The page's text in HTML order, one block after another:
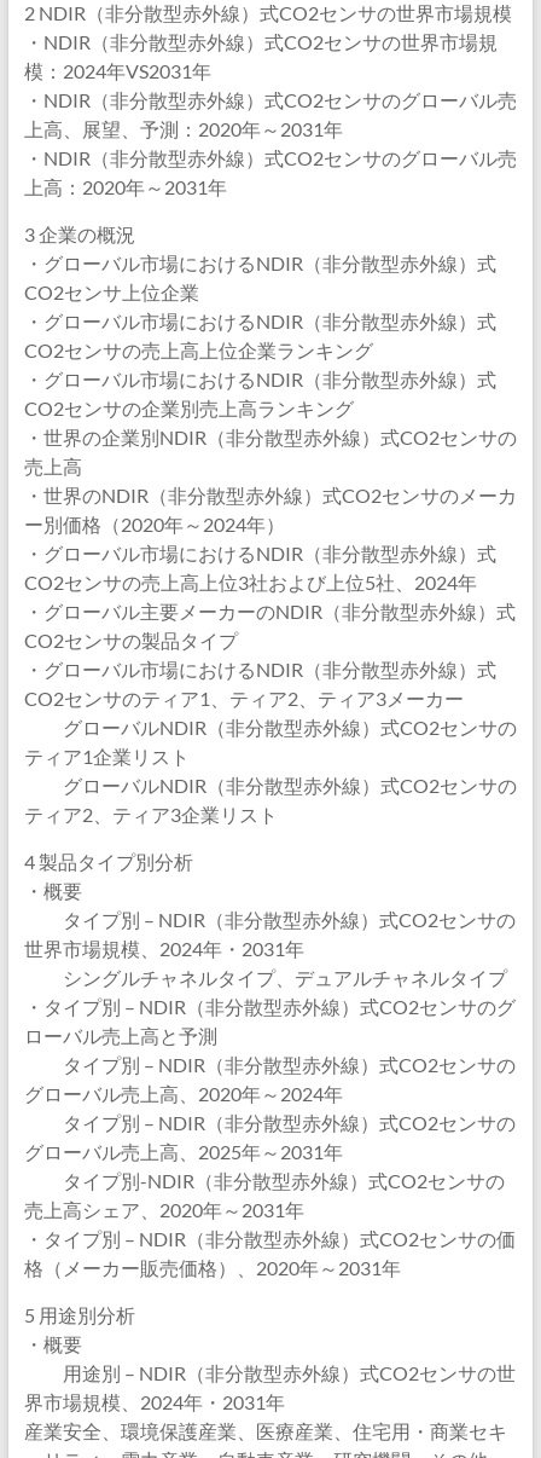
2 NDIR（非分散型赤外線）式CO2センサの世界市場規模
・NDIR（非分散型赤外線）式CO2センサの世界市場規
模：2024年VS2031年
・NDIR（非分散型赤外線）式CO2センサのグローバル売
上高、展望、予測：2020年～2031年
・NDIR（非分散型赤外線）式CO2センサのグローバル売
上高：2020年～2031年
3 企業の概況
・グローバル市場におけるNDIR（非分散型赤外線）式
CO2センサ上位企業
・グローバル市場におけるNDIR（非分散型赤外線）式
CO2センサの売上高上位企業ランキング
・グローバル市場におけるNDIR（非分散型赤外線）式
CO2センサの企業別売上高ランキング
・世界の企業別NDIR（非分散型赤外線）式CO2センサの
売上高
・世界のNDIR（非分散型赤外線）式CO2センサのメーカ
ー別価格（2020年～2024年）
・グローバル市場におけるNDIR（非分散型赤外線）式
CO2センサの売上高上位3社および上位5社、2024年
・グローバル主要メーカーのNDIR（非分散型赤外線）式
CO2センサの製品タイプ
・グローバル市場におけるNDIR（非分散型赤外線）式
CO2センサのティア1、ティア2、ティア3メーカー
グローバルNDIR（非分散型赤外線）式CO2センサの
ティア1企業リスト
グローバルNDIR（非分散型赤外線）式CO2センサの
ティア2、ティア3企業リスト
4 製品タイプ別分析
・概要
タイプ別 – NDIR（非分散型赤外線）式CO2センサの
世界市場規模、2024年・2031年
シングルチャネルタイプ、デュアルチャネルタイプ
・タイプ別 – NDIR（非分散型赤外線）式CO2センサのグ
ローバル売上高と予測
タイプ別 – NDIR（非分散型赤外線）式CO2センサの
グローバル売上高、2020年～2024年
タイプ別 – NDIR（非分散型赤外線）式CO2センサの
グローバル売上高、2025年～2031年
タイプ別-NDIR（非分散型赤外線）式CO2センサの
売上高シェア、2020年～2031年
・タイプ別 – NDIR（非分散型赤外線）式CO2センサの価
格（メーカー販売価格）、2020年～2031年
5 用途別分析
・概要
用途別 – NDIR（非分散型赤外線）式CO2センサの世
界市場規模、2024年・2031年
産業安全、環境保護産業、医療産業、住宅用・商業セキ